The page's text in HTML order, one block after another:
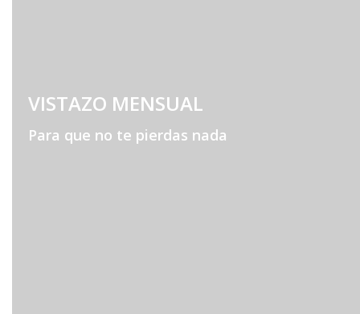
VISTAZO MENSUAL
Para que no te pierdas nada